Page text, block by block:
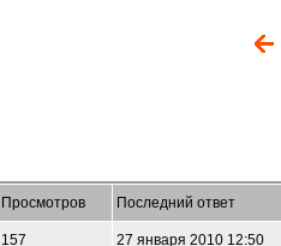
Просмотров Последний ответ
157 27 января 2010 12:50